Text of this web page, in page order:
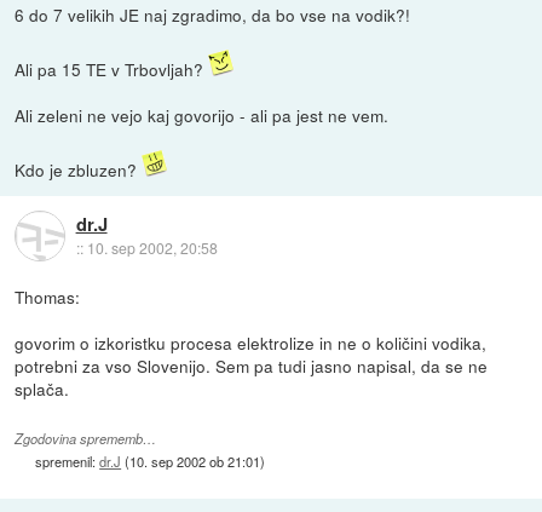
6 do 7 velikih JE naj zgradimo, da bo vse na vodik?!
Ali pa 15 TE v Trbovljah?
Ali zeleni ne vejo kaj govorijo - ali pa jest ne vem.
Kdo je zbluzen?
dr.J
:: 10. sep 2002, 20:58
Thomas:
govorim o izkoristku procesa elektrolize in ne o količini vodika,
potrebni za vso Slovenijo. Sem pa tudi jasno napisal, da se ne
splača.
Zgodovina sprememb…
spremenil:dr.J (10. sep 2002 ob 21:01)